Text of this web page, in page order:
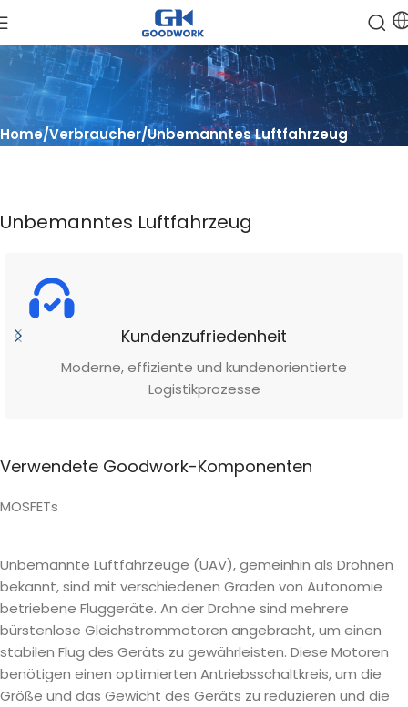
Home Verbraucher Unbemanntes Luftfahrzeug
Unbemanntes Luftfahrzeug
Kundenzufriedenheit
Moderne, effiziente und kundenorientierte
Logistikprozesse
Verwendete Goodwork-Komponenten
MOSFETs
Unbemannte Luftfahrzeuge (UAV), gemeinhin als Drohnen
bekannt, sind mit verschiedenen Graden von Autonomie
betriebene Fluggeräte. An der Drohne sind mehrere
bürstenlose Gleichstrommotoren angebracht, um einen
stabilen Flug des Geräts zu gewährleisten. Diese Motoren
benötigen einen optimierten Antriebsschaltkreis, um die
Größe und das Gewicht des Geräts zu reduzieren und die